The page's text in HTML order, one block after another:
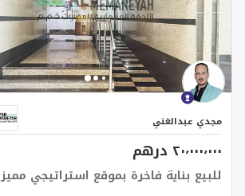
مجدي عبدالغني
٢٠٬٠٠٠٬٠٠٠ درهم
للبيع بناية فاخرة بموقع استراتيجي مميز